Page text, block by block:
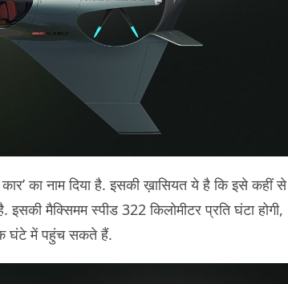
का नाम दिया है. इसकी ख़ासियत ये है कि इसे कहीं से
मैक्सिमम स्पीड 322 किलोमीटर प्रति घंटा होगी,
घंटे में पहुंच सकते हैं.